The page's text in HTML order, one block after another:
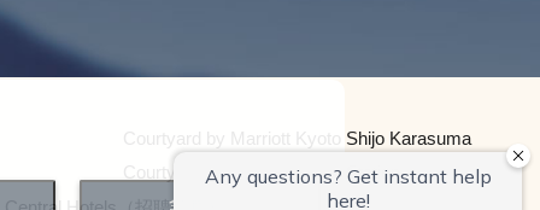
Courtyard by Marriott Kyoto Shijo Karasuma
Courtyard by Marriott Kyoto Station
全部接受